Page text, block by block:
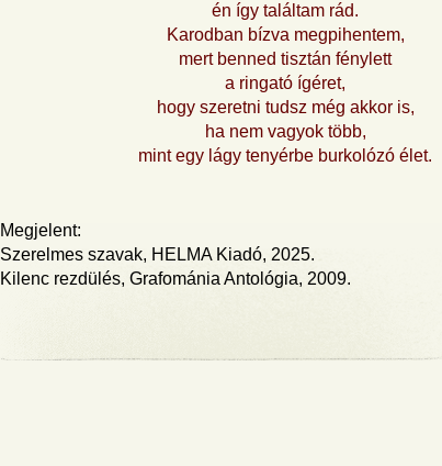
én így találtam rád.
Karodban bízva megpihentem,
mert benned tisztán fénylett
a ringató ígéret,
hogy szeretni tudsz még akkor is,
ha nem vagyok több,
mint egy lágy tenyérbe burkolózó élet.
Megjelent:
Szerelmes szavak, HELMA Kiadó, 2025.
Kilenc rezdülés, Grafománia Antológia, 2009.